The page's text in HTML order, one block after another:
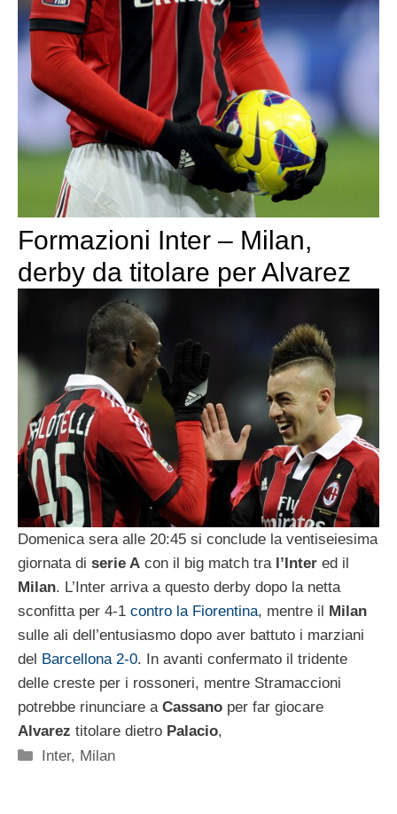
Formazioni Inter – Milan,
derby da titolare per Alvarez
Domenica sera alle 20:45 si conclude la ventiseiesima
giornata di serie A con il big match tra l’Inter ed il
Milan. L’Inter arriva a questo derby dopo la netta
sconfitta per 4-1 contro la Fiorentina, mentre il Milan
sulle ali dell’entusiasmo dopo aver battuto i marziani
del Barcellona 2-0. In avanti confermato il tridente
delle creste per i rossoneri, mentre Stramaccioni
potrebbe rinunciare a Cassano per far giocare
Alvarez titolare dietro Palacio,
Categorie
Inter, Milan